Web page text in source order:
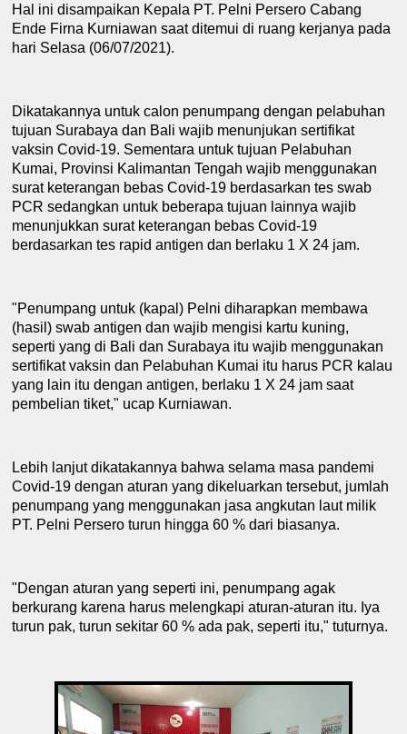
Hal ini disampaikan Kepala PT. Pelni Persero Cabang
Ende Firna Kurniawan saat ditemui di ruang kerjanya pada
hari Selasa (06/07/2021).
Dikatakannya untuk calon penumpang dengan pelabuhan
tujuan Surabaya dan Bali wajib menunjukan sertifikat
vaksin Covid-19. Sementara untuk tujuan Pelabuhan
Kumai, Provinsi Kalimantan Tengah wajib menggunakan
surat keterangan bebas Covid-19 berdasarkan tes swab
PCR sedangkan untuk beberapa tujuan lainnya wajib
menunjukkan surat keterangan bebas Covid-19
berdasarkan tes rapid antigen dan berlaku 1 X 24 jam.
"Penumpang untuk (kapal) Pelni diharapkan membawa
(hasil) swab antigen dan wajib mengisi kartu kuning,
seperti yang di Bali dan Surabaya itu wajib menggunakan
sertifikat vaksin dan Pelabuhan Kumai itu harus PCR kalau
yang lain itu denganantigen, berlaku 1 X 24 jam saat
pembelian tiket," ucap Kurniawan.
Lebih lanjut dikatakannya bahwa selama masa pandemi
Covid-19 dengan aturan yang dikeluarkan tersebut, jumlah
penumpang yang menggunakan jasa angkutan laut milik
PT. Pelni Persero turun hingga 60 % dari biasanya.
"Dengan aturan yang seperti ini, penumpang agak
berkurang karena harus melengkapi aturan-aturan itu. Iya
turun pak, turun sekitar 60 % ada pak, seperti itu," tuturnya.